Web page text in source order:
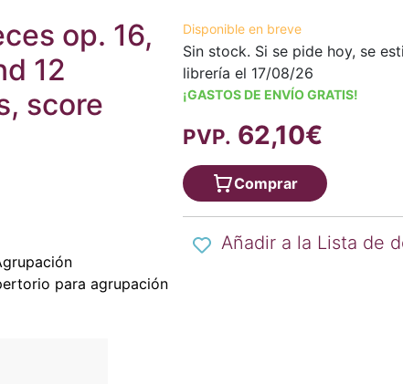
op. 16,
12
score
para agrupación
Disponible en breve
Sin stock. Si se pide hoy, se
librería el 17/08/26
¡GASTOS DE ENVÍO GRATIS!
PVP. 62,10€
Comprar
Añadir a la Lista de